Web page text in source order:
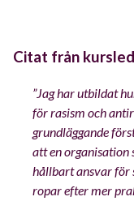
Citat från
”Jag har utbildat
för rasism och
grundläggande
att en organisation
hållbart ansvar för
ropar efter mer